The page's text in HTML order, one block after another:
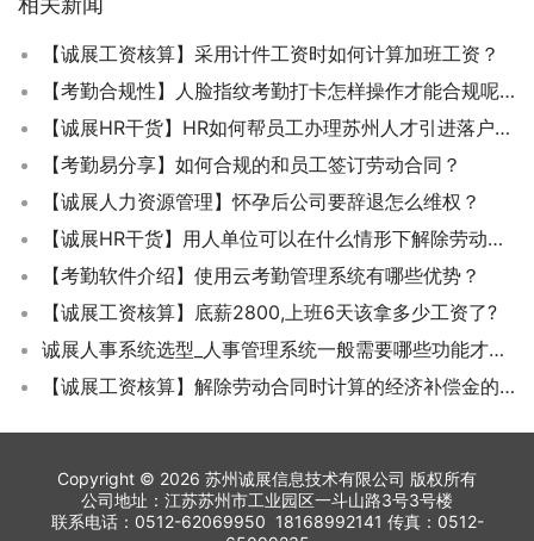
【诚展工资核算】采用计件工资时如何计算加班工资？
【考勤合规性】人脸指纹考勤打卡怎样操作才能合规呢？
【诚展HR干货】HR如何帮员工办理苏州人才引进落户手续？
【考勤易分享】如何合规的和员工签订劳动合同？
【诚展人力资源管理】怀孕后公司要辞退怎么维权？
【诚展HR干货】用人单位可以在什么情形下解除劳动合同？给员工的经济补偿该如何计算？
【考勤软件介绍】使用云考勤管理系统有哪些优势？
【诚展工资核算】底薪2800,上班6天该拿多少工资了?
诚展人事系统选型_人事管理系统一般需要哪些功能才能更好的应用在企业HR管理中了？
【诚展工资核算】解除劳动合同时计算的经济补偿金的月工资是指应发工资还是实发工资？
Copyright © 2026 苏州诚展信息技术有限公司 版权所有
公司地址：江苏苏州市工业园区一斗山路3号3号楼
联系电话：0512-62069950 18168992141 传真：0512-